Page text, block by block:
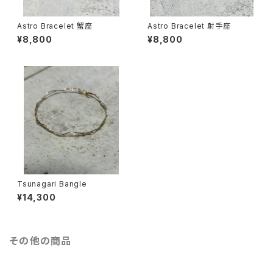
Astro Bracelet 蟹座
¥8,800
Astro Bracelet 射手座
¥8,800
Tsunagari Bangle
¥14,300
その他の商品